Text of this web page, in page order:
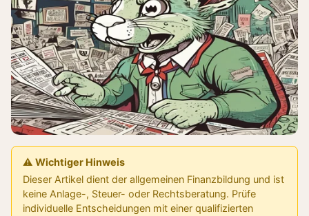
⚠️ Wichtiger Hinweis
Dieser Artikel dient der allgemeinen Finanzbildung und ist
keine Anlage-, Steuer- oder Rechtsberatung. Prüfe
individuelle Entscheidungen mit einer qualifizierten